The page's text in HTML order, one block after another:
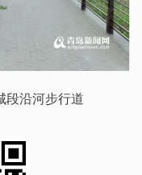
沿河步行道